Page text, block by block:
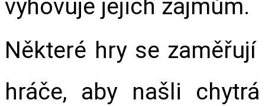
vyhovuje jejich zájmům.
Některé hry se
hráče, aby našli